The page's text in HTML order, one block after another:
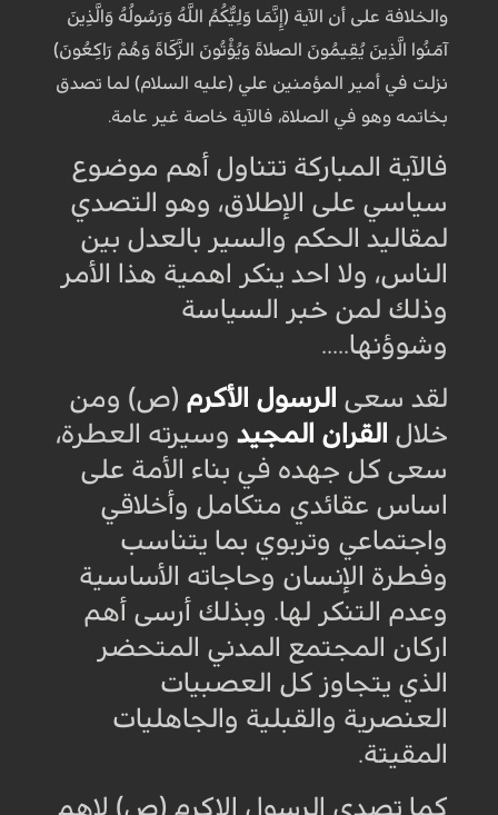
والخلافة على أن الآية (إِنَّمَا وَلِيُّكُمُ اللَّهُ وَرَسُولُهُ وَالَّذِينَ
آمَنُوا الَّذِينَ يُقِيمُونَ الصَّلاةَ وَيُؤْتُونَ الزَّكَاةَ وَهُمْ رَاكِعُونَ)
نزلت في أمير المؤمنين علي (عليه السلام) لما تصدق
بخاتمه وهو في الصلاة، فالآية خاصة غير عامة.
فالآية المباركة تتناول أهم موضوع
سياسي على الإطلاق، وهو التصدي
لمقاليد الحكم والسير بالعدل بين
الناس، ولا احد ينكر اهمية هذا الأمر
وذلك لمن خبر السياسة
وشوؤنها.....
لقد سعى الرسول الأكرم (ص) ومن
خلال القران المجيدوسيرته العطرة،
سعى كل جهده في بناء الأمة على
اساس عقائدي متكامل وأخلاقي
واجتماعي وتربوي بما يتناسب
وفطرة الإنسان وحاجاته الأساسية
وعدم التنكر لها. وبذلك أرسى أهم
اركان المجتمع المدني المتحضر
الذي يتجاوز كل العصبيات
العنصرية والقبلية والجاهليات
المقيتة.
كما تصدى الرسول الاكرم (ص) لاهم